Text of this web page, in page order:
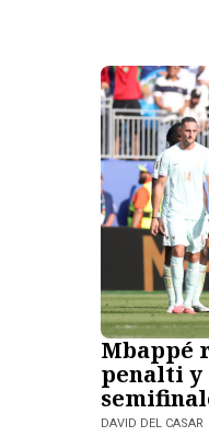
Mbappé
penalti y
DAVID DEL CASAR